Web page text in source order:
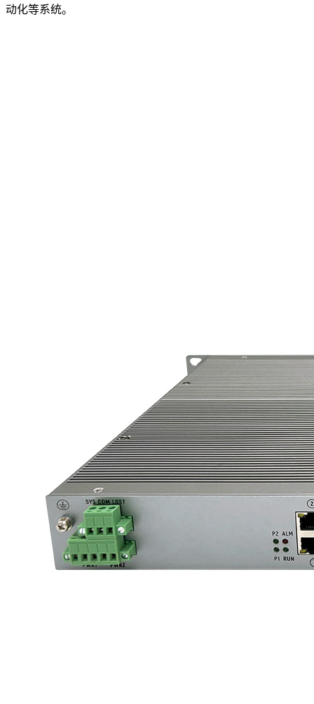
动化等系统。